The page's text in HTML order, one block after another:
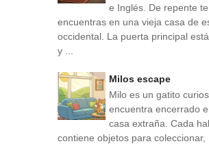
e Inglés. De repente te
encuentras en una vieja casa de
occidental. La puerta principal
y ...
Milos escape
Milo es un gatito
encuentra encerrado
casa extraña. Cada
contiene objetos para coleccionar,